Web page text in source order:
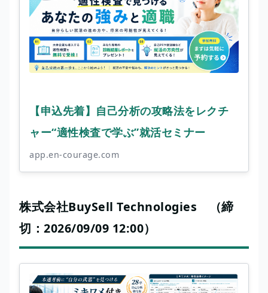
【申込先着】自己分析の攻略法をレクチ
ャー“適性検査で学ぶ”就活セミナー
app.en-courage.com
株式会社BuySell Technologies （締
切：2026/09/09 12:00）